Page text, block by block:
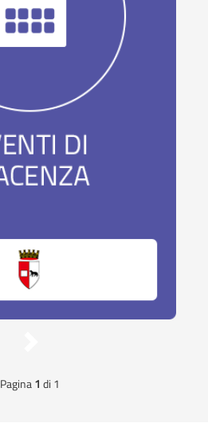
di
Pagina1 di 1